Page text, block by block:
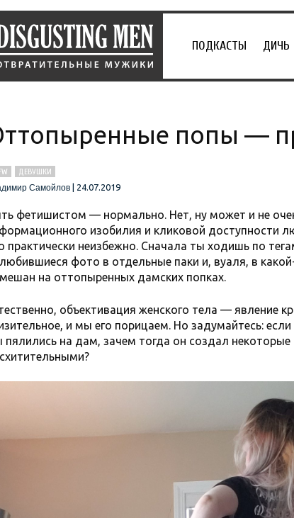
ПОДКАСТЫ ДИЧЬ
попы —
ДЕВУШКИ
Самойлов
24.07.2019
фетишистом — нормально. Нет, ну может и не
изобилия и кликовой доступности
практически неизбежно. Сначала ты ходишь по
фото в отдельные паки и, вуаля, в
на оттопыренных дамских попках.
объективация женского тела — явление
и мы его порицаем. Но задумайтесь:
пялились на дам, зачем тогда он создал некоторые